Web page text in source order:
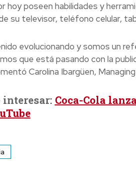
hoy poseen habilidades y
su televisor, teléfono celular,
evolucionando y somos un
que está pasando con la
Carolina Ibargüen,
interesar: Coca-Cola